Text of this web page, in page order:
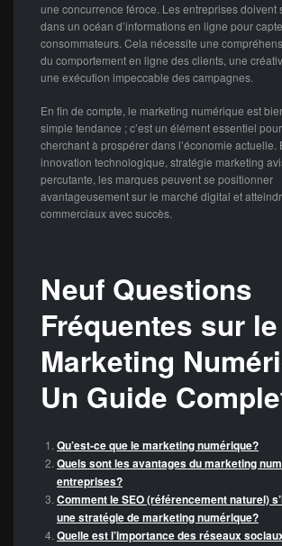
une concurrence féroce. Les entreprises doivent
dans un océan d’informations en ligne pour
consommateurs. Cela nécessite une
du comportement en ligne des clients, une
une exécution impeccable des campagnes.
En fin de compte, le marketing numérique est
simple tendance ; c’est un élément essentiel
cherchant à prospérer dans l’économie actuelle.
innovation technologique, stratégie marketing
percutante, les marques peuvent se positionner
avantageusement sur le marché digital et
commerciaux avec succès.
Neuf Questions
Fréquentes sur le
Marketing
Un Guide
Qu’est-ce que le marketing numérique?
Quels sont les avantages du marketing
entreprises?
Comment le SEO (référencement naturel)
une stratégie de marketing numérique?
Quelle est l’importance des réseaux